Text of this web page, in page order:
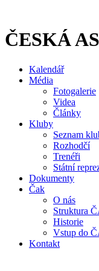
obsahu
ČESKÁ
Kalendář
Média
Fotogalerie
Videa
Články
Kluby
Seznam
Rozhodčí
Trenéři
Státní
Dokumenty
Čak
O nás
Struktura
Historie
Vstup do
Kontakt